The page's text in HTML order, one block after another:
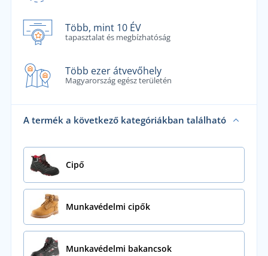
Több, mint 10 ÉV
tapasztalat és megbízhatóság
Több ezer átvevőhely
Magyarország egész területén
A termék a következő kategóriákban található
Cipő
Munkavédelmi cipők
Munkavédelmi bakancsok